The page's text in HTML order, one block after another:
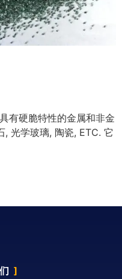
有硬脆特性的金属和非金
, 光学玻璃, 陶瓷, ETC. 它